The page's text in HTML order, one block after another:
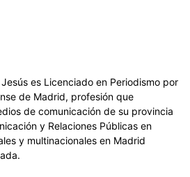
es Licenciado en Periodismo por
de Madrid, profesión que
de comunicación de su provincia
y Relaciones Públicas en
y multinacionales en Madrid